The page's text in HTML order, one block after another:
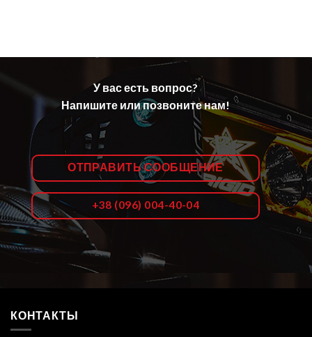
У вас есть вопрос?
Напишите или позвоните нам!
ОТПРАВИТЬ СООБЩЕНИЕ
+38 (096) 004-40-04
КОНТАКТЫ